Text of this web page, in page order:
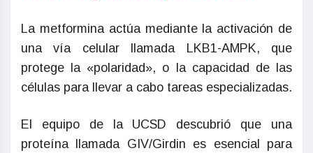
La metformina actúa mediante la activación de
una vía celular llamada LKB1-AMPK, que
protege la «polaridad», o la capacidad de las
células para llevar a cabo tareas especializadas.
El equipo de la UCSD descubrió que una
proteína llamada GIV/Girdin es esencial para